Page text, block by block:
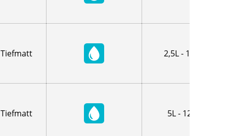
Tiefmatt 2,5L - 12,5L
Tiefmatt 5L - 12,5L